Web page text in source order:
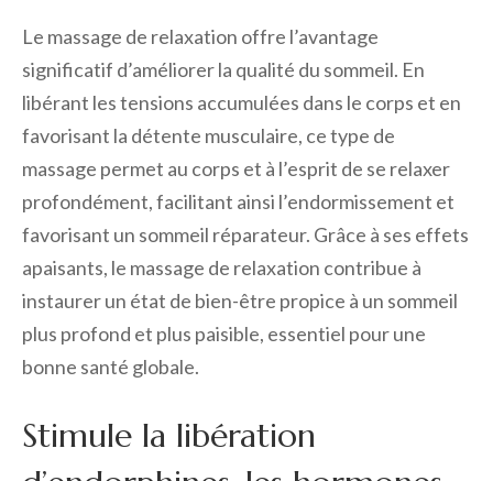
Le massage de relaxation offre l’avantage
significatif d’améliorer la qualité du sommeil. En
libérant les tensions accumulées dans le corps et en
favorisant la détente musculaire, ce type de
massage permet au corps et à l’esprit de se relaxer
profondément, facilitant ainsi l’endormissement et
favorisant un sommeil réparateur. Grâce à ses effets
apaisants, le massage de relaxation contribue à
instaurer un état de bien-être propice à un sommeil
plus profond et plus paisible, essentiel pour une
bonne santé globale.
Stimule la libération